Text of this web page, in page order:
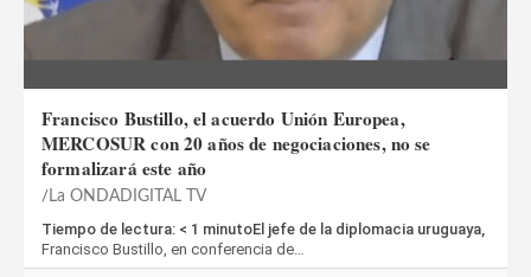
Francisco Bustillo, el acuerdo Unión Europea,
MERCOSUR con 20 años de negociaciones, no se
formalizará este año
La ONDADIGITAL TV
Tiempo de lectura: < 1 minutoEl jefe de la diplomacia uruguaya,
Francisco Bustillo, en conferencia de…